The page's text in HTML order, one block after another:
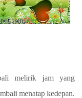
melirik jam yang
menatap kedepan.